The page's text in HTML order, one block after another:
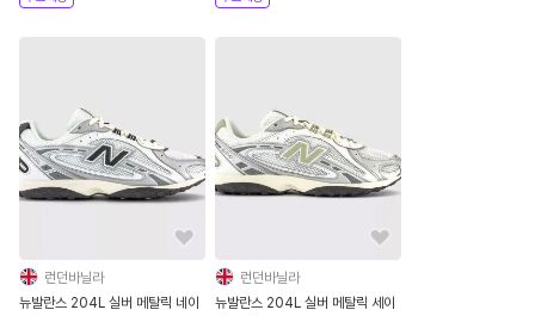
런던바닐라
뉴발란스 204L 실버 메탈릭 네이
런던바닐라
뉴발란스 204L 실버 메탈릭 세이